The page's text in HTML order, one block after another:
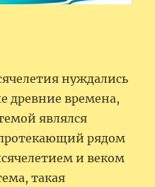
нуждались
древние времена,
являлся
рядом
и веком
такая